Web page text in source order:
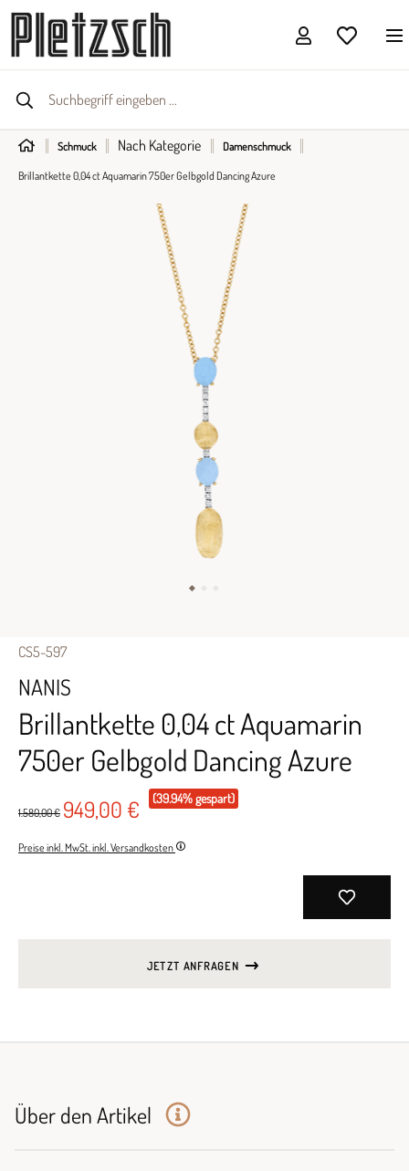
Schmuck Nach Kategorie Damenschmuck
Brillantkette 0,04 ct Aquamarin 750er Gelbgold Dancing Azure
CS5-597
NANIS
Brillantkette 0,04 ct Aquamarin
750er Gelbgold Dancing Azure
1.580,00 € 949,00 € (39.94% gespart)
Preise inkl. MwSt. inkl. Versandkosten
JETZT ANFRAGEN
Über den Artikel